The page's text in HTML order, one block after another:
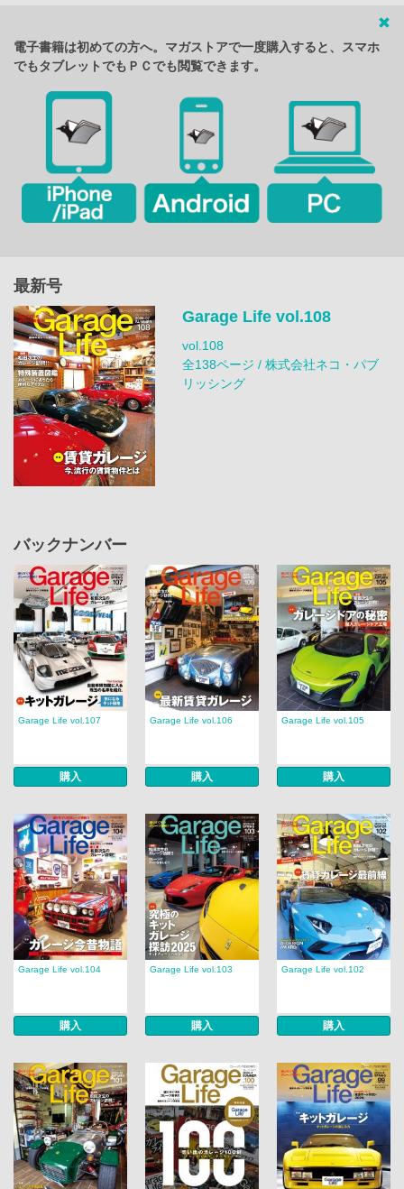
電子書籍は初めての方へ。マガストアで一度購入すると、スマホ
でもタブレットでもＰＣでも閲覧できます。
最新号
Garage Life vol.108
vol.108
全138ページ / 株式会社ネコ・パブ
リッシング
バックナンバー
Garage Life vol.107
購入
Garage Life vol.106
購入
Garage Life vol.105
購入
Garage Life vol.104
購入
Garage Life vol.103
購入
Garage Life vol.102
購入